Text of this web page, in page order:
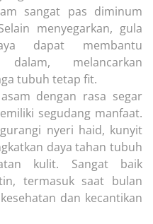
sangat pas diminum
menyegarkan, gula
dapat membantu
melancarkan
tubuh tetap fit.
dengan rasa segar
segudang manfaat.
nyeri haid, kunyit
daya tahan tubuh
kulit. Sangat baik
termasuk saat bulan
dan kecantikan